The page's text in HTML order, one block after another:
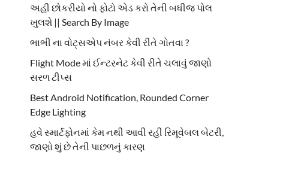
અહી છોકરીયો નો ફોટો એડ કરો તેની બધીજ પોલ
ખુલશે || Search By Image
ભાભી ના વોટ્સએપ નંબર કેવી રીતે ગોતવા ?
Flight Mode માં ઈન્ટરનેટ કેવી રીતે ચલાવું જાણો
સરળ ટીપ્સ
Best Android Notification, Rounded Corner
Edge Lighting
હવે સ્માર્ટફોનમાં કેમ નથી આવી રહી રિમૂવેબલ બેટરી,
જાણો શું છે તેની પાછળનું કારણ